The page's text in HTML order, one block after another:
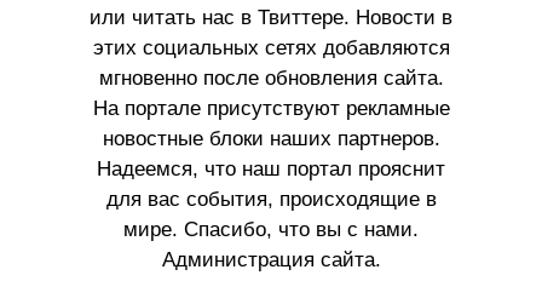
или читать нас в Твиттере. Новости в
этих социальных сетях добавляются
мгновенно после обновления сайта.
На портале присутствуют рекламные
новостные блоки наших партнеров.
Надеемся, что наш портал прояснит
для вас события, происходящие в
мире. Спасибо, что вы с нами.
Администрация сайта.